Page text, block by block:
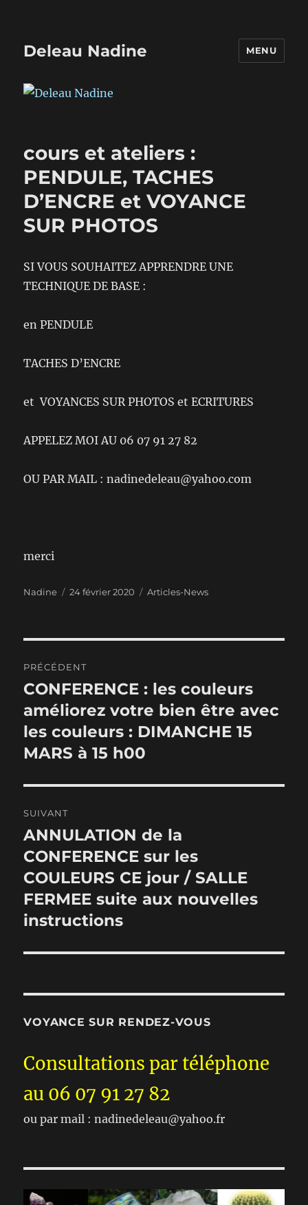
Deleau Nadine MENU
cours et ateliers :
PENDULE, TACHES
D’ENCRE et VOYANCE
SUR PHOTOS
SI VOUS SOUHAITEZ APPRENDRE UNE
TECHNIQUE DE BASE :
en PENDULE
TACHES D’ENCRE
et VOYANCES SUR PHOTOS et ECRITURES
APPELEZ MOI AU 06 07 91 27 82
OU PAR MAIL : nadinedeleau@yahoo.com
merci
Auteur
Nadine
Publié
24 février 2020 Catégories
Articles-News
de
l’article
PRÉCÉDENT
Publication
précédente :
CONFERENCE : les couleurs
améliorez votre bien être avec
les couleurs : DIMANCHE 15
MARS à 15 h00
SUIVANT
Publication
suivante :
ANNULATION de la
CONFERENCE sur les
COULEURS CE jour / SALLE
FERMEE suite aux nouvelles
instructions
VOYANCE SUR RENDEZ-VOUS
Consultations par téléphone
au 06 07 91 27 82
ou par mail : nadinedeleau@yahoo.fr